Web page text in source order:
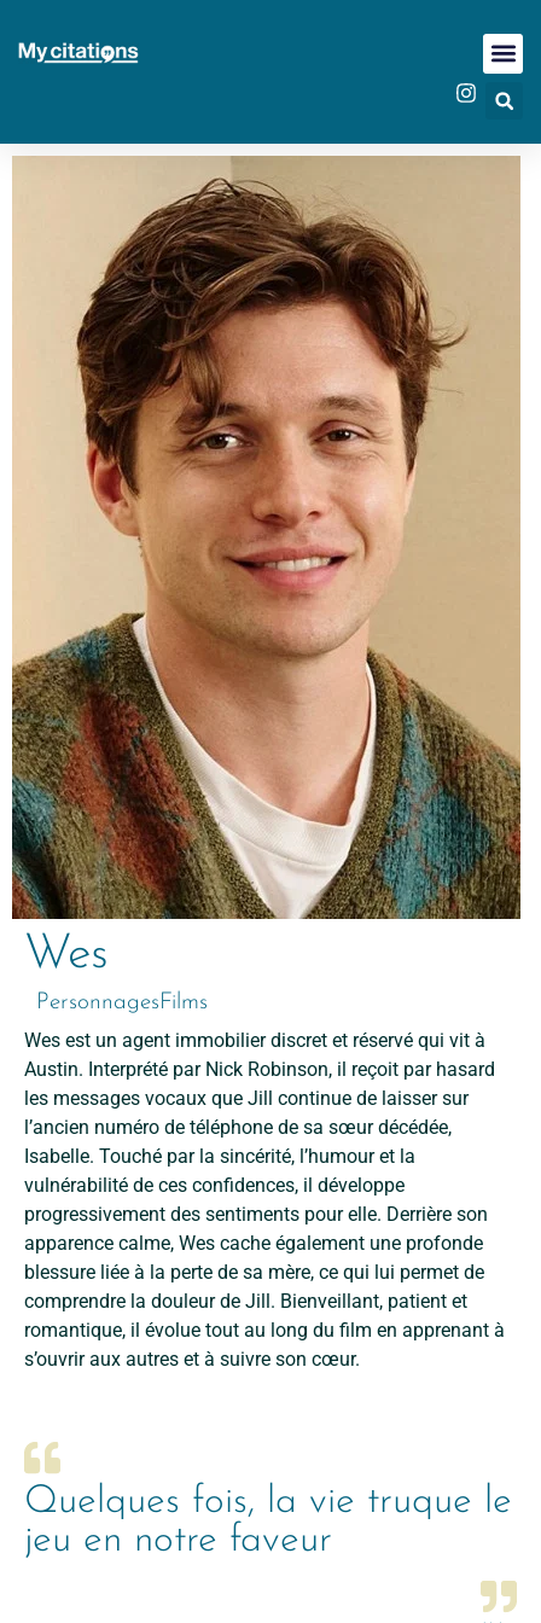
Wes
PersonnagesFilms
Wes est un agent immobilier discret et réservé qui vit à
Austin. Interprété par Nick Robinson, il reçoit par hasard
les messages vocaux que Jill continue de laisser sur
l’ancien numéro de téléphone de sa sœur décédée,
Isabelle. Touché par la sincérité, l’humour et la
vulnérabilité de ces confidences, il développe
progressivement des sentiments pour elle. Derrière son
apparence calme, Wes cache également une profonde
blessure liée à la perte de sa mère, ce qui lui permet de
comprendre la douleur de Jill. Bienveillant, patient et
romantique, il évolue tout au long du film en apprenant à
s’ouvrir aux autres et à suivre son cœur.
Quelques fois, la vie truque le
jeu en notre faveur